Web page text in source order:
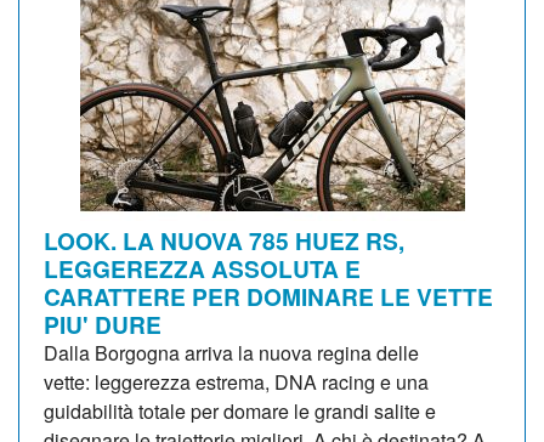
LOOK. LA NUOVA 785 HUEZ RS,
LEGGEREZZA ASSOLUTA E
CARATTERE PER DOMINARE LE VETTE
PIU' DURE
Dalla Borgogna arriva la nuova regina delle
vette: leggerezza estrema, DNA racing e una
guidabilità totale per domare le grandi salite e